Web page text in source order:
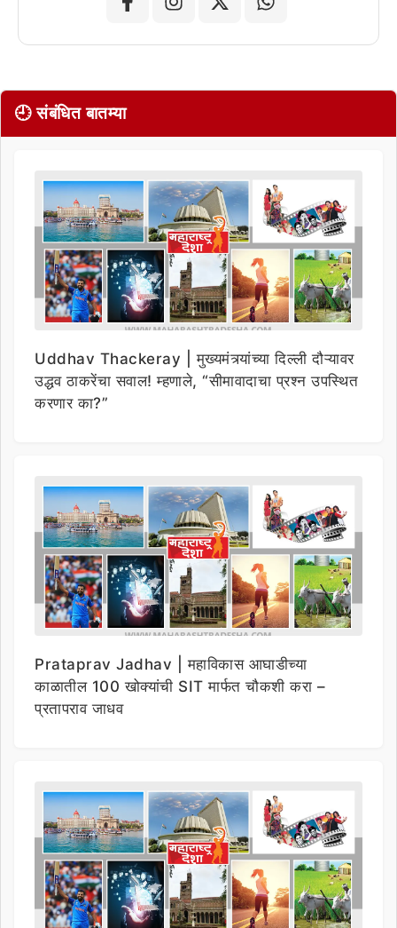
🕘 संबंधित बातम्या
Uddhav Thackeray | मुख्यमंत्र्यांच्या दिल्ली दौऱ्यावर
उद्धव ठाकरेंचा सवाल! म्हणाले, “सीमावादाचा प्रश्न उपस्थित
करणार का?”
Prataprav Jadhav | महाविकास आघाडीच्या
काळातील 100 खोक्यांची SIT मार्फत चौकशी करा –
प्रतापराव जाधव